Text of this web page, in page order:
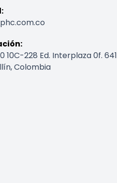
10C-228 Ed. Interplaza 0f. 641
Colombia